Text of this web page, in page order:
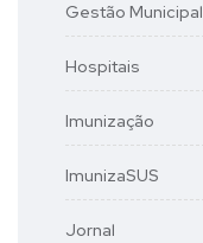
Gestão Municipal
Hospitais
Imunização
ImunizaSUS
Jornal